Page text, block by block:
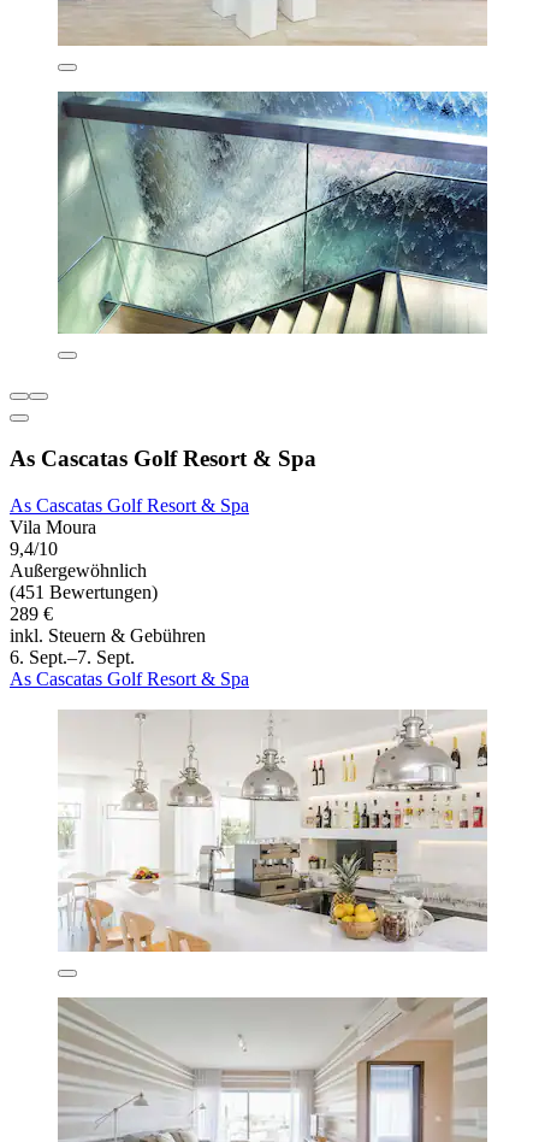
As Cascatas Golf Resort & Spa
As Cascatas Golf Resort & Spa
Vila Moura
9,4/10
Außergewöhnlich
(451 Bewertungen)
289 €
inkl. Steuern & Gebühren
6. Sept.–7. Sept.
As Cascatas Golf Resort & Spa